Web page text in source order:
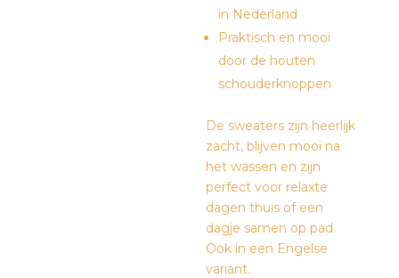
in Nederland
Praktisch en mooi
door de houten
schouderknoppen
De sweaters zijn heerlijk
zacht, blijven mooi na
het wassen en zijn
perfect voor relaxte
dagen thuis of een
dagje samen op pad.
Ook in een Engelse
variant.